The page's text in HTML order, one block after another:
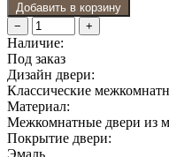
Добавить в корзину
−
+
Наличие:
Под заказ
Дизайн двери:
Классические
Материал:
Межкомнатные двери из
Покрытие двери: